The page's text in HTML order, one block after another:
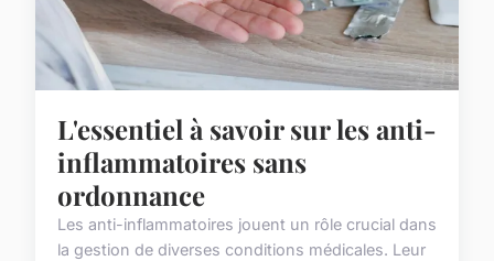
L'essentiel à savoir sur les anti-
inflammatoires sans
ordonnance
Les anti-inflammatoires jouent un rôle crucial dans
la gestion de diverses conditions médicales. Leur